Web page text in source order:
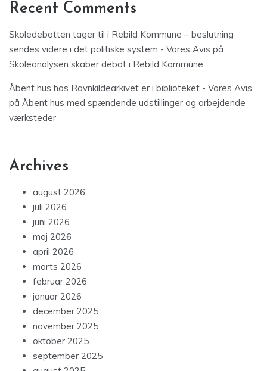
Recent Comments
Skoledebatten tager til i Rebild Kommune – beslutning
sendes videre i det politiske system - Vores Avis på
Skoleanalysen skaber debat i Rebild Kommune
Åbent hus hos Ravnkildearkivet er i biblioteket - Vores Avis
på Åbent hus med spændende udstillinger og arbejdende
værksteder
Archives
august 2026
juli 2026
juni 2026
maj 2026
april 2026
marts 2026
februar 2026
januar 2026
december 2025
november 2025
oktober 2025
september 2025